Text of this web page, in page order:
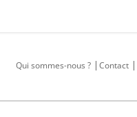
Qui sommes-nous ?
Contact